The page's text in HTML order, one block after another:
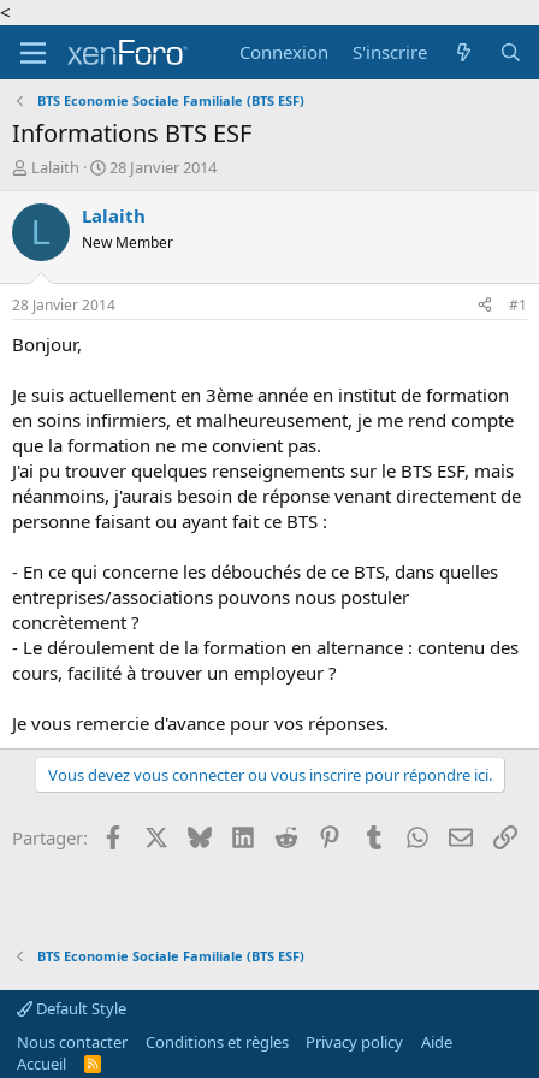
<
Connexion
S'inscrire
BTS Economie Sociale Familiale (BTS ESF)
Informations BTS ESF
A
t
r
d
e
l
i
s
c
u
s
i
n
Lalaith
D
t
d
d
é
28 Janvier 2014
L Lalaith
New Member
28 Janvier 2014 #1
Bonjour,
Je suis actuellement en 3ème année en institut de formation
en soins infirmiers, et malheureusement, je me rend compte
que la formation ne me convient pas.
J'ai pu trouver quelques renseignements sur le BTS ESF, mais
néanmoins, j'aurais besoin de réponse venant directement de
personne faisant ou ayant fait ce BTS :
- En ce qui concerne les débouchés de ce BTS, dans quelles
entreprises/associations pouvons nous postuler
concrètement ?
- Le déroulement de la formation en alternance : contenu des
cours, facilité à trouver un employeur ?
Je vous remercie d'avance pour vos réponses.
Vous devez vous connecter ou vous inscrire pour répondre ici.
Partager: Facebook BlueskyLinkedInReddit PinterestTumblrWhatsApp
Email
BTS Economie Sociale Familiale (BTS ESF)
Default Style
Nous contacter
Conditions et règles Privacy policy
Aide
Accueil
R